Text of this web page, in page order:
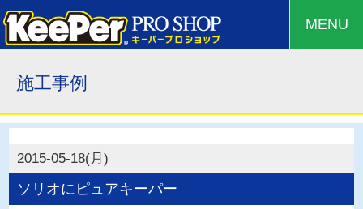
MENU
施工事例
2015-05-18(月)
ソリオにピュアキーパー